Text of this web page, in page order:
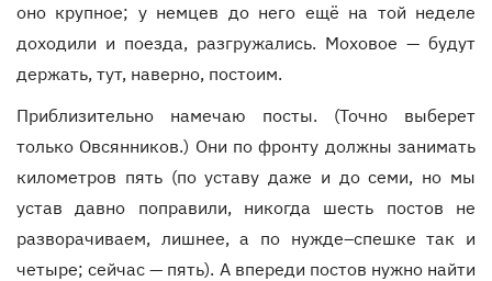
оно крупное; у немцев до него ещё на той неделе
доходили и поезда, разгружались. Моховое — будут
держать, тут, наверно, постоим.
Приблизительно намечаю посты. (Точно выберет
только Овсянников.) Они по фронту должны занимать
километров пять (по уставу даже и до семи, но мы
устав давно поправили, никогда шесть постов не
разворачиваем, лишнее, а по нужде–спешке так и
четыре; сейчас — пять). А впереди постов нужно найти